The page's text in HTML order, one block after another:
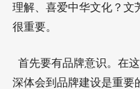
理解、喜爱中华文化？文
很重要。
首先要有品牌意识。在
深体会到品牌建设是重要